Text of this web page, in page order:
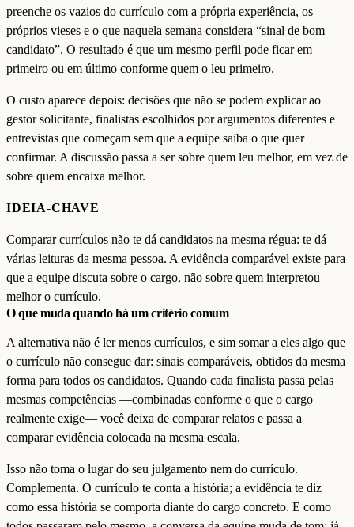
preenche os vazios do currículo com a própria experiência, os
próprios vieses e o que naquela semana considera “sinal de bom
candidato”. O resultado é que um mesmo perfil pode ficar em
primeiro ou em último conforme quem o leu primeiro.
O custo aparece depois: decisões que não se podem explicar ao
gestor solicitante, finalistas escolhidos por argumentos diferentes e
entrevistas que começam sem que a equipe saiba o que quer
confirmar. A discussão passa a ser sobre quem leu melhor, em vez de
sobre quem encaixa melhor.
IDEIA-CHAVE
Comparar currículos não te dá candidatos na mesma régua: te dá
várias leituras da mesma pessoa. A evidência comparável existe para
que a equipe discuta sobre o cargo, não sobre quem interpretou
melhor o currículo.
O que muda quando há um critério comum
A alternativa não é ler menos currículos, e sim somar a eles algo que
o currículo não consegue dar: sinais comparáveis, obtidos da mesma
forma para todos os candidatos. Quando cada finalista passa pelas
mesmas competências —combinadas conforme o que o cargo
realmente exige— você deixa de comparar relatos e passa a
comparar evidência colocada na mesma escala.
Isso não toma o lugar do seu julgamento nem do currículo.
Complementa. O currículo te conta a história; a evidência te diz
como essa história se comporta diante do cargo concreto. E como